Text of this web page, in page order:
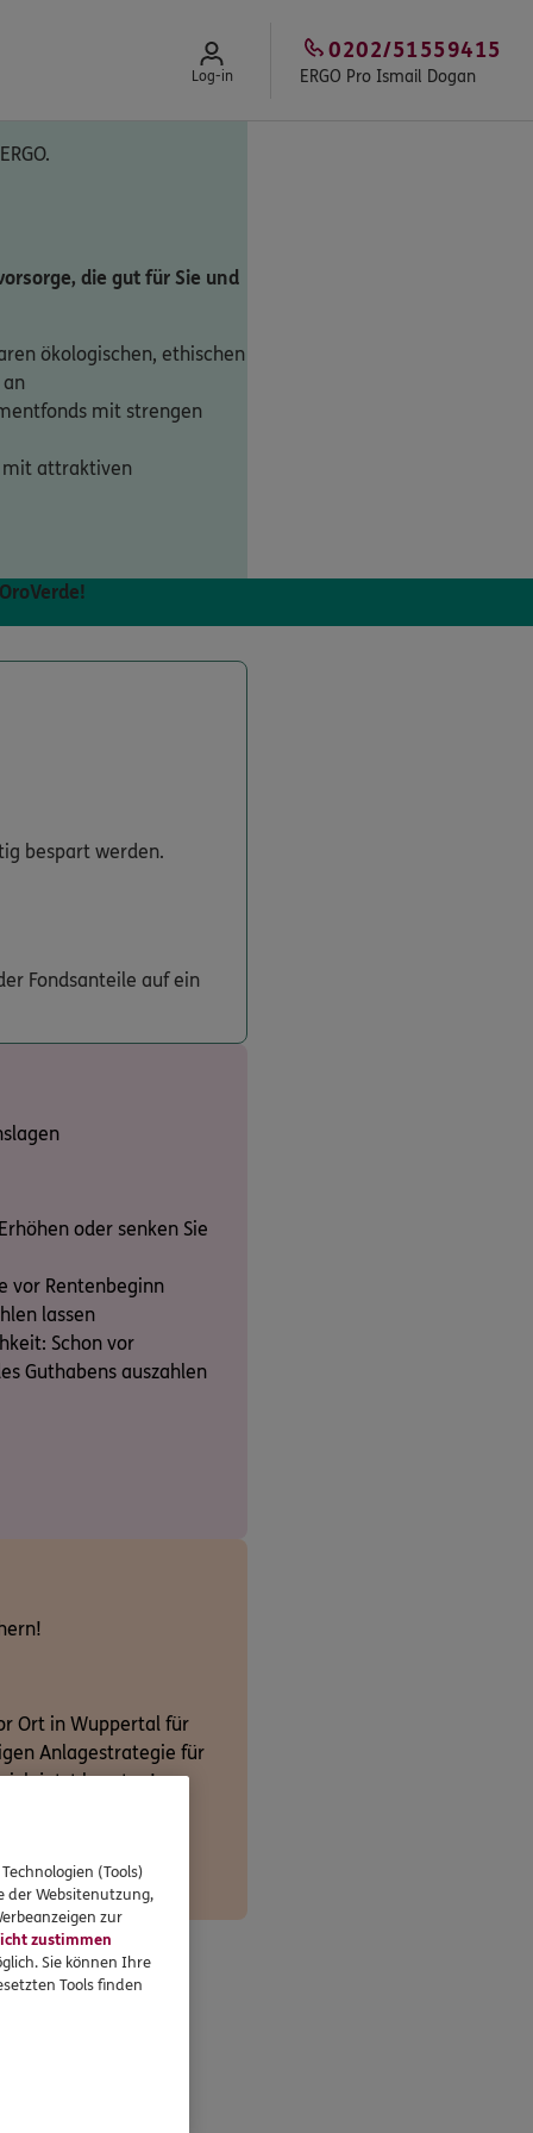
Log-in ERGO Pro Ismail Dogan
0202/51559415
die gut für Sie und
ökologischen, ethischen
mit strengen
mit attraktiven
bespart werden.
Fondsanteile auf ein
oder senken Sie
vor Rentenbeginn
lassen
Schon vor
Guthabens auszahlen
Ort in Wuppertal für
Anlagestrategie für
jetzt beraten!
(Tools)
der Websitenutzung,
zur
zustimmen
Sie können Ihre
Tools finden